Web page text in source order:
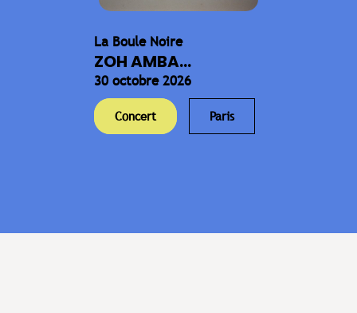
La Boule Noire
ZOH AMBA...
30 octobre 2026
Concert Paris